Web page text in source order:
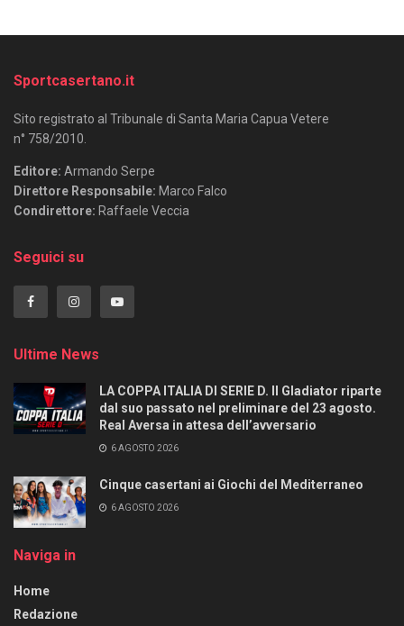
Sportcasertano.it
Sito registrato al Tribunale di Santa Maria Capua Vetere
n° 758/2010.
Editore: Armando Serpe
Direttore Responsabile: Marco Falco
Condirettore: Raffaele Veccia
Seguici su
Ultime News
LA COPPA ITALIA DI SERIE D. Il Gladiator riparte
dal suo passato nel preliminare del 23 agosto.
Real Aversa in attesa dell’avversario
6 AGOSTO 2026
Cinque casertani ai Giochi del Mediterraneo
6 AGOSTO 2026
Naviga in
Home
Redazione